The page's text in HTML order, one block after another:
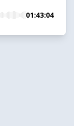
01:43:04